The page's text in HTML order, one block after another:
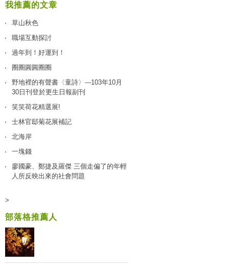
我推薦的文章
草山秋色
職場互動探討
過年到！好運到！
圈圈圓圓圈圈
野地裡的有聲書〈童詩〉---103年10月
30日刊登於更生日報副刊
笑笑荷花精選展!
士林官邸菊花展補記
北海岸
一塊錢
廖國豪、鄭捷及羅傑 三個走偏了的年輕
人所反映出來的社會問題
>
部落格推薦人